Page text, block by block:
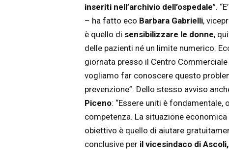
inseriti nell’archivio dell’ospedale”.
– ha fatto eco Barbara Gabrielli,
è quello di sensibilizzare le donne,
delle pazienti né un limite numerico.
giornata presso il Centro
vogliamo far conoscere questo
prevenzione”. Dello stesso avviso
Piceno: “Essere uniti è
competenza. La situazione
obiettivo è quello di aiutare
conclusive per il vicesindaco di